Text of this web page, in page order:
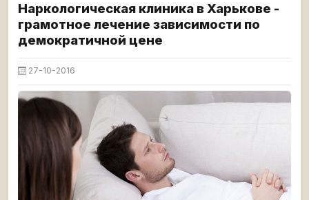
Наркологическая клиника в Харькове -
грамотное лечение зависимости по
демократичной цене
27-10-2016